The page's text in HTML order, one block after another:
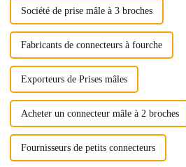
Société de prise mâle à 3 broches
Fabricants de connecteurs à fourche
Exporteurs de Prises mâles
Acheter un connecteur mâle à 2 broches
Fournisseurs de petits connecteurs